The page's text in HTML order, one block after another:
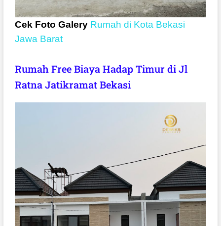
Cek Foto Galery Rumah di Kota Bekasi
Jawa Barat
Rumah Free Biaya Hadap Timur di Jl
Ratna Jatikramat Bekasi